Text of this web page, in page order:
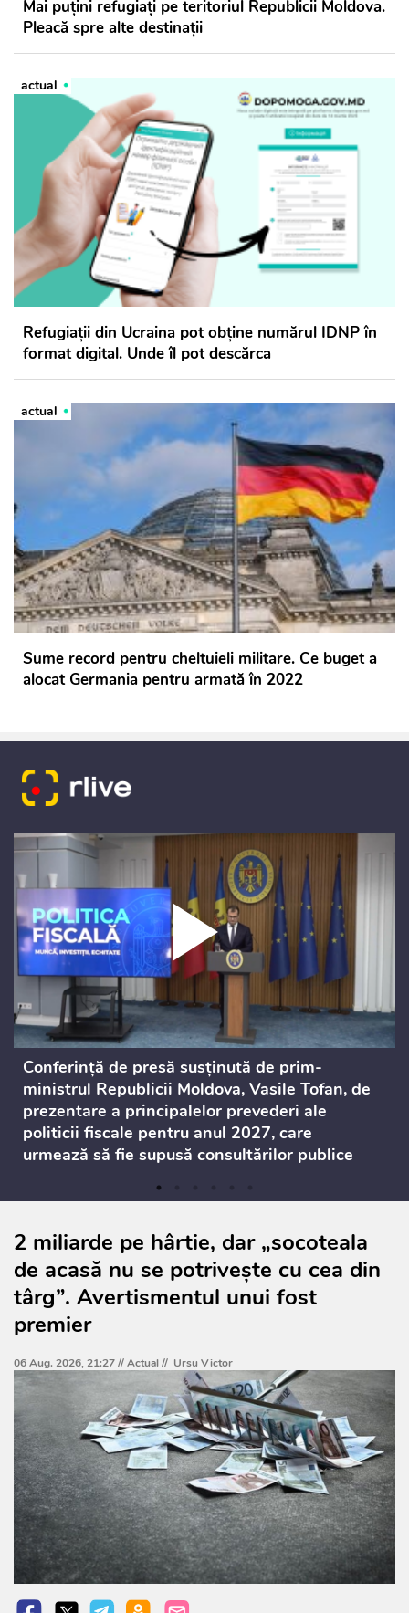
Mai puțini refugiați pe teritoriul Republicii Moldova.
Pleacă spre alte destinații
actual
Refugiații din Ucraina pot obține numărul IDNP în
format digital. Unde îl pot descărca
actual
Sume record pentru cheltuieli militare. Ce buget a
alocat Germania pentru armată în 2022
Conferință de presă susținută de prim-
ministrul Republicii Moldova, Vasile Tofan, de
prezentare a principalelor prevederi ale
politicii fiscale pentru anul 2027, care
urmează să fie supusă consultărilor publice
2 miliarde pe hârtie, dar „socoteala
de acasă nu se potrivește cu cea din
târg”. Avertismentul unui fost
premier
06 Aug. 2026, 21:27 //Actual// Ursu Victor